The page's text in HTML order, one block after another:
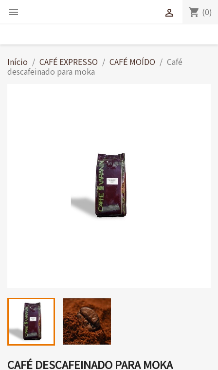
 shopping_cart (0)

Início CAFÉ EXPRESSO CAFÉ MOÍDO
Café
descafeinado para moka
CAFÉ DESCAFEINADO PARA MOKA